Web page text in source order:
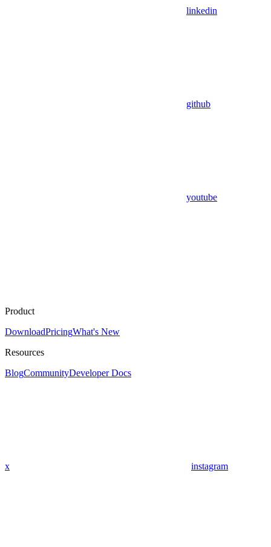
linkedin
github
youtube
Product
DownloadPricingWhat's New
Resources
BlogCommunityDeveloper Docs
x instagram